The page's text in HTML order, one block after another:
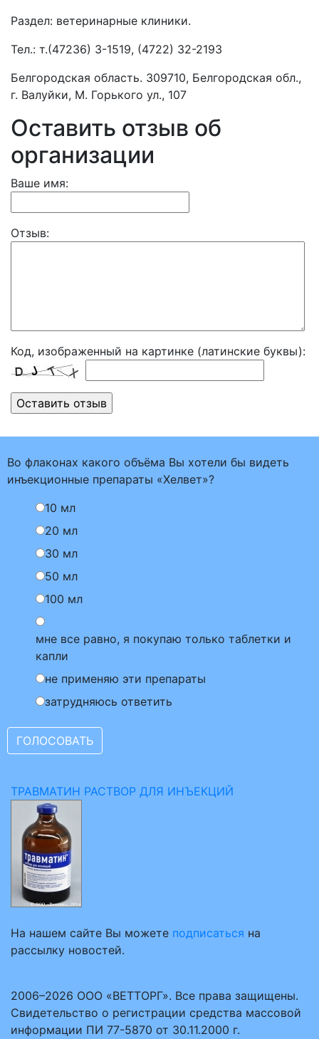
Раздел: ветеринарные клиники.
Тел.: т.(47236) 3-1519, (4722) 32-2193
Белгородская область. 309710, Белгородская обл.,
г. Валуйки, М. Горького ул., 107
Оставить отзыв об
организации
Ваше имя:
Отзыв:
Код, изображенный на картинке (латинские буквы):
Во флаконах какого объёма Вы хотели бы видеть
инъекционные препараты «Хелвет»?
10 мл
20 мл
30 мл
50 мл
100 мл
мне все равно, я покупаю только таблетки и
капли
не применяю эти препараты
затрудняюсь ответить
ТРАВМАТИН РАСТВОР ДЛЯ ИНЪЕКЦИЙ
На нашем сайте Вы можете подписаться на
рассылку новостей.
2006–2026 ООО «ВЕТТОРГ». Все права защищены.
Свидетельство о регистрации средства массовой
информации ПИ 77-5870 от 30.11.2000 г.